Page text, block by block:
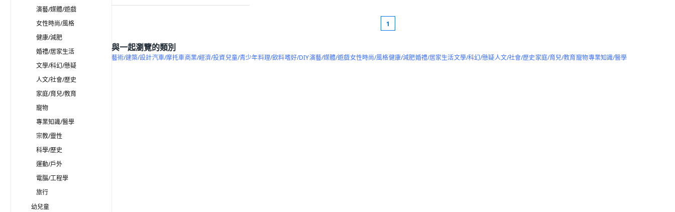
演藝/媒體/遊戲
女性時尚/風格
健康/減肥
婚禮/居家生活
文學/科幻/懸疑
人文/社會/歷史
家庭/育兒/教育
寵物
專業知識/醫學
宗教/靈性
科學/歷史
運動/戶外
電腦/工程學
旅行
幼兒童
1
與一起瀏覽的類別
藝術/建築/設計汽車/摩托車商業/經濟/投資兒童/青少年料理/飲料嗜好/DIY演藝/媒體/遊戲女性時尚/風格健康/減肥婚禮/居家生活文學/科幻/懸疑人文/社會/歷史家庭/育兒/教育寵物專業知識/醫學